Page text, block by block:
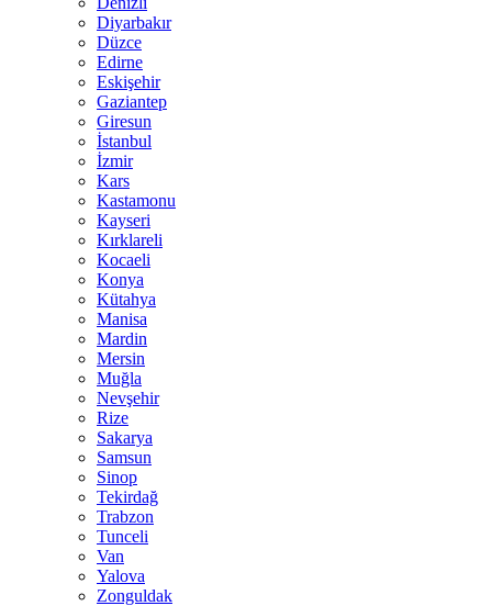
Diyarbakır
Düzce
Edirne
Eskişehir
Gaziantep
Giresun
İstanbul
İzmir
Kars
Kastamonu
Kayseri
Kırklareli
Kocaeli
Konya
Kütahya
Manisa
Mardin
Mersin
Muğla
Nevşehir
Rize
Sakarya
Samsun
Sinop
Tekirdağ
Trabzon
Tunceli
Van
Yalova
Zonguldak